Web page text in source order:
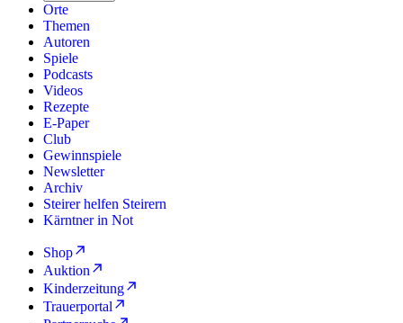
Orte
Themen
Autoren
Spiele
Podcasts
Videos
Rezepte
E-Paper
Club
Gewinnspiele
Newsletter
Archiv
Steirer helfen Steirern
Kärntner in Not
Shop
Auktion
Kinderzeitung
Trauerportal